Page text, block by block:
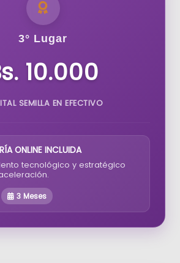
3° Lugar
10.000
SEMILLA EN EFECTIVO
ONLINE INCLUIDA
tecnológico y estratégico
3 Meses